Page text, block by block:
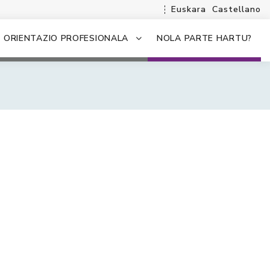
Euskara Castellano
ORIENTAZIO PROFESIONALA NOLA PARTE HARTU?